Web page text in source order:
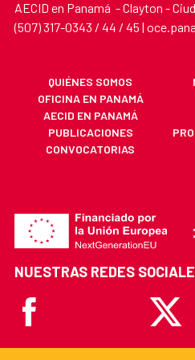
AECID en Panamá - Clayton -
(507) 317-0343 / 44 / 45 |
QUIÉNES SOMOS
OFICINA EN PANAMÁ
AECID EN PANAMÁ
PUBLICACIONES
CONVOCATORIAS
NUESTRAS REDES
Facebook
X